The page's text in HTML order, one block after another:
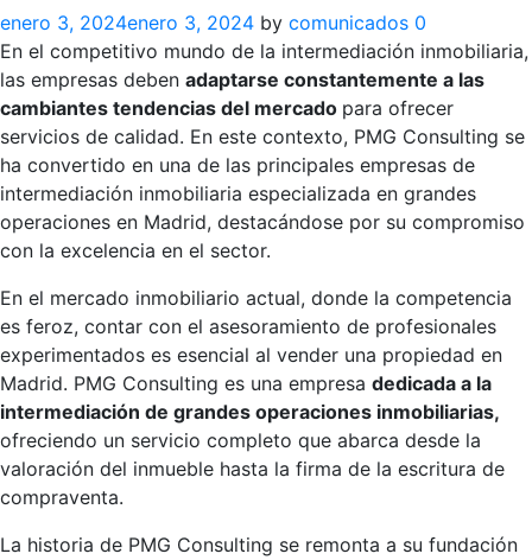
enero 3, 2024enero 3, 2024 by comunicados 0
En el competitivo mundo de la intermediación inmobiliaria,
las empresas deben adaptarse constantemente a las
cambiantes tendencias del mercado para ofrecer
servicios de calidad. En este contexto, PMG Consulting se
ha convertido en una de las principales empresas de
intermediación inmobiliaria especializada en grandes
operaciones en Madrid, destacándose por su compromiso
con la excelencia en el sector.
En el mercado inmobiliario actual, donde la competencia
es feroz, contar con el asesoramiento de profesionales
experimentados es esencial al vender una propiedad en
Madrid. PMG Consulting es una empresa dedicada a la
intermediación de grandes operaciones inmobiliarias,
ofreciendo un servicio completo que abarca desde la
valoración del inmueble hasta la firma de la escritura de
compraventa.
La historia de PMG Consulting se remonta a su fundación